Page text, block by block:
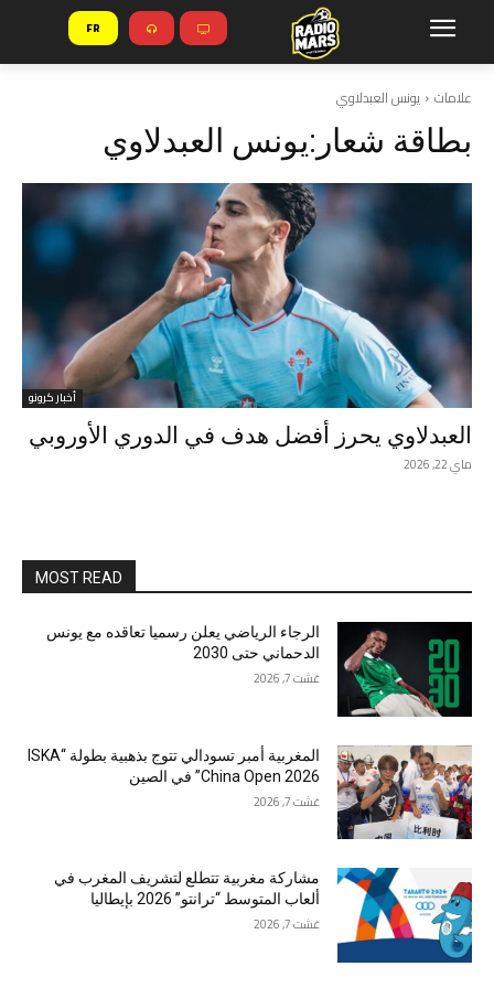
FR
علامات يونس العبدلاوي
بطاقة شعار:يونس العبدلاوي
أخبار كرونو
العبدلاوي يحرز أفضل هدف في الدوري الأوروبي
ماي 22, 2026
MOST READ
الرجاء الرياضي يعلن رسميا تعاقده مع يونس
الدحماني حتى 2030
غشت 7, 2026
المغربية أمبر تسودالي تتوج بذهبية بطولة “ISKA
China Open 2026” في الصين
غشت 7, 2026
مشاركة مغربية تتطلع لتشريف المغرب في
ألعاب المتوسط “ترانتو” 2026 بإيطاليا
غشت 7, 2026